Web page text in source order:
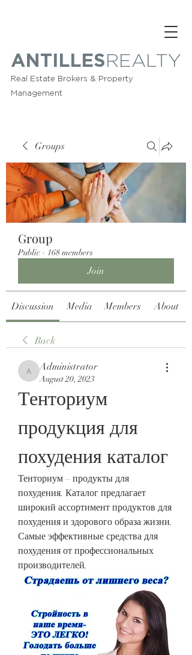
ANTILLESREALTY
Real Estate Brokers & Property
Management
Groups
Group
Public · 168 members
Join
Discussion Media Members About
Back
Administrator
Administrator
August 20, 2023
Тенториум
продукция для
похудения каталог
Тенториум – продукты для
похудения. Каталог предлагает
широкий ассортимент продуктов для
похудения и здорового образа жизни.
Самые эффективные средства для
похудения от профессиональных
производителей.